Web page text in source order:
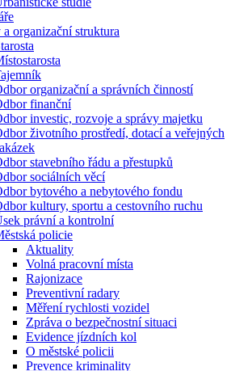
organizační struktura
organizační a správních činností
finanční
investic, rozvoje a správy majetku
životního prostředí, dotací a veřejných
stavebního řádu a přestupků
sociálních věcí
bytového a nebytového fondu
kultury, sportu a cestovního ruchu
právní a kontrolní
policie
Aktuality
Volná pracovní místa
Rajonizace
Preventivní radary
Měření rychlosti vozidel
Zpráva o bezpečnostní situaci
Evidence jízdních kol
O městské policii
Prevence kriminality